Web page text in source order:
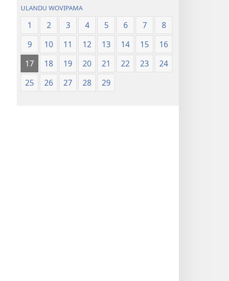
ULANDU WOVIPAMA
1 2 3 4 5 6 7
8
9
10 11 12 13 14 15
16
17
18 19 20 21 22 23
24
25
26 27 28 29